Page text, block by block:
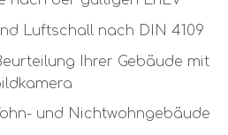
Luftschall nach DIN 4109
Ihrer Gebäude mit
und Nichtwohngebäude